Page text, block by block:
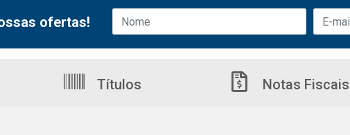
ofertas!
Títulos Notas Fiscais